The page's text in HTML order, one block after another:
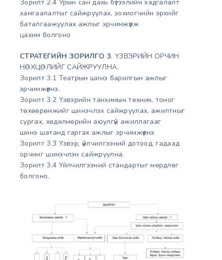
Зорилт 2.4 Урын сан дахь бүтээлийн хадгалалт
хамгаалалтыг сайжруулах, зохиогчийн эрхийг
баталгаажуулах ажлыг эрчимжүүлж
цахим болгоно
СТРАТЕГИЙН ЗОРИЛГО 3. ҮЗВЭРИЙН ОРЧИН
НӨХЦӨЛИЙГ САЙЖРУУЛНА.
Зорилт 3.1 Театрын шинэ барилгын ажлыг
эрчимжүүлнэ.
Зорилт 3.2 Үзвэрийн танхимын техник, тоног
төхөөрөмжийг шинэчлэх сайжруулах, ажилтныг
сургах, хөдөлмөрийн аюулгүй ажиллагааг
шинэ шатанд гаргах ажлыг эрчимжүүлнэ
Зорилт 3.3 Үзвэр, үйлчилгээний дотоод, гадаад
орчинг шинэчлэн сайжруулна.
Зорилт 3.4 Үйлчилгээний стандартыг мөрдлөг
болгоно.